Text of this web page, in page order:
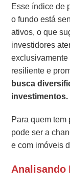
Esse índice de
o fundo está
ativos, o que
investidores
resiliente e
busca
investimentos.
Para quem
pode ser a
e com imóveis
Analisando